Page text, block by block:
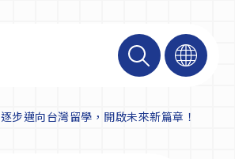
逐步邁向台灣留學，開啟未來新篇章！